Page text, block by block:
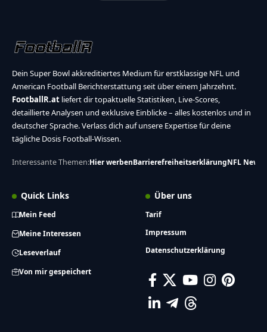
Dein Super Bowl akkreditiertes Medium für erstklassige NFL und
American Football Berichterstattung seit über einem Jahrzehnt.
FootballR.at liefert dir topaktuelle Statistiken, Live-Scores,
detaillierte Analysen und exklusive Einblicke – alles kostenlos und in
deutscher Sprache. Verlass dich auf unsere Expertise für deine
tägliche Dosis Football-Wissen.
Interessante Themen:Hier werbenBarrierefreiheitserklärungNFL News
Quick Links
Mein Feed
Meine Interessen
Leseverlauf
Von mir gespeichert
Über uns
Tarif
Impressum
Datenschutzerklärung